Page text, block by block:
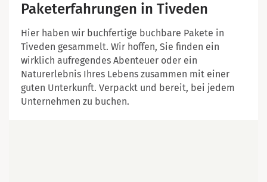
Paketerfahrungen in Tiveden
Hier haben wir buchfertige buchbare Pakete in
Tiveden gesammelt. Wir hoffen, Sie finden ein
wirklich aufregendes Abenteuer oder ein
Naturerlebnis Ihres Lebens zusammen mit einer
guten Unterkunft. Verpackt und bereit, bei jedem
Unternehmen zu buchen.